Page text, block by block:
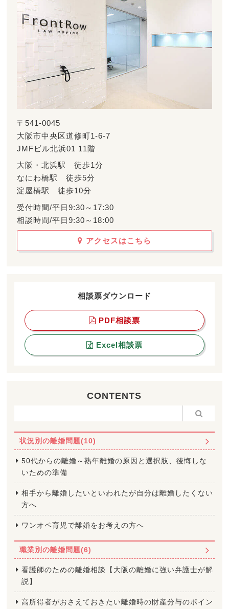
〒541-0045
大阪市中央区道修町1-6-7
JMFビル北浜01 11階
大阪・北浜駅 徒歩1分
なにわ橋駅 徒歩5分
淀屋橋駅 徒歩10分
受付時間/平日9:30～17:30
相談時間/平日9:30～18:00
アクセスはこちら
相談票ダウンロード
PDF相談票
Excel相談票
CONTENTS
状況別の離婚問題(10)
50代からの離婚～熟年離婚の原因と選択肢、後悔しな
いための準備
相手から離婚したいといわれたが自分は離婚したくない
方へ
ワンオペ育児で離婚をお考えの方へ
職業別の離婚問題(6)
看護師のための離婚相談【大阪の離婚に強い弁護士が解
説】
高所得者がおさえておきたい離婚時の財産分与のポイン